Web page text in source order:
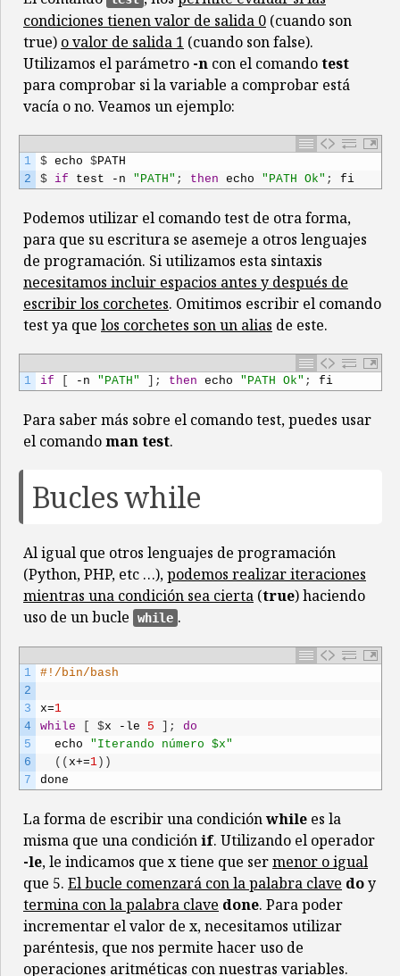
condiciones tienen valor de salida 0 (cuando son
true) o valor de salida 1 (cuando son false).
Utilizamos el parámetro -n con el comandotest
para comprobar si la variable a comprobar está
vacía o no. Veamos un ejemplo:
1
2
$ echo $PATH
$ if test - n "PATH" ; then echo "PATH Ok" ; fi
Podemos utilizar el comando test de otra forma,
para que su escritura se asemeje a otros lenguajes
de programación. Si utilizamos esta sintaxis
necesitamos incluir espacios antes y después de
escribir los corchetes. Omitimos escribir el comando
test ya que los corchetes son un alias de este.
1 if [ - n "PATH" ] ; then echo "PATH Ok" ; fi
Para saber más sobre el comando test, puedes usar
el comandoman test.
Bucles while
Al igual que otros lenguajes de programación
(Python, PHP, etc …),podemos realizar iteraciones
mientras una condición sea cierta (true) haciendo
uso de un bucle
while .
1
2
3
4
5
6
7
#!/bin/bash
x=1
while
$x - le 5 ;
do
echo
"Iterando número $x"
( ( x+=1 ) )
done
La forma de escribir una condiciónwhile es la
misma que una condiciónif. Utilizando el operador
-le, le indicamos que x tiene que sermenor o igual
que 5. El bucle comenzará con la palabra clave doy
termina con la palabra clave done. Para poder
incrementar el valor de x, necesitamos utilizar
paréntesis, que nos permite hacer uso de
operaciones aritméticas con nuestras variables.